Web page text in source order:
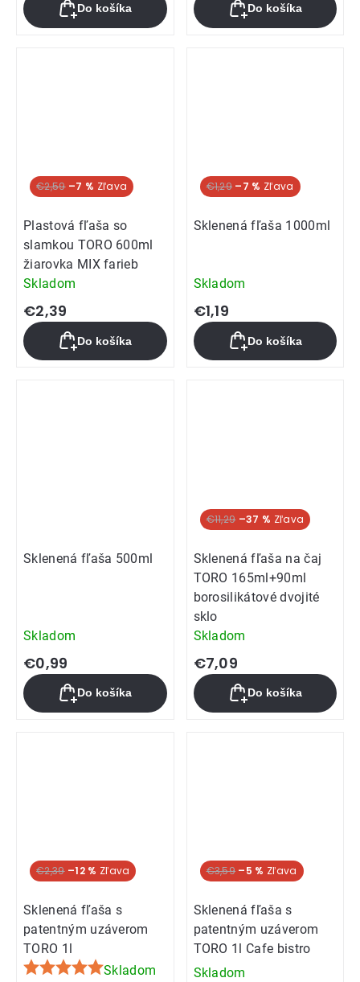
Do košíka Do košíka
€2,59 –7 %
Plastová fľaša so
slamkou TORO 600ml
žiarovka MIX farieb
Skladom
€2,39
Do košíka
€1,29 –7 %
Sklenená fľaša 1000ml
Skladom
€1,19
Do košíka
Sklenená fľaša 500ml
Skladom
€0,99
Do košíka
€11,29 –37 %
Sklenená fľaša na čaj
TORO 165ml+90ml
borosilikátové dvojité
sklo
Skladom
€7,09
Do košíka
€2,39 –12 %
Sklenená fľaša s
patentným uzáverom
TORO 1l
Priemerné
Skladom
€3,59 –5 %
Sklenená fľaša s
patentným uzáverom
TORO 1l Cafe bistro
Skladom